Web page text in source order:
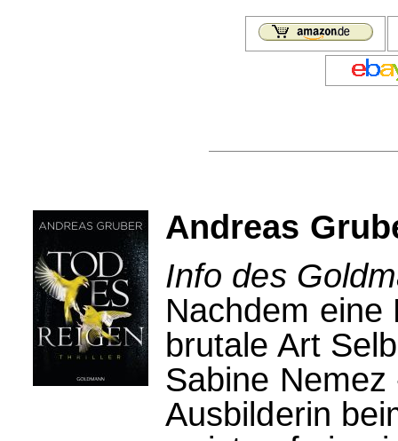
Andreas
Info des
Nachdem eine
brutale Art
Sabine
Ausbilderin